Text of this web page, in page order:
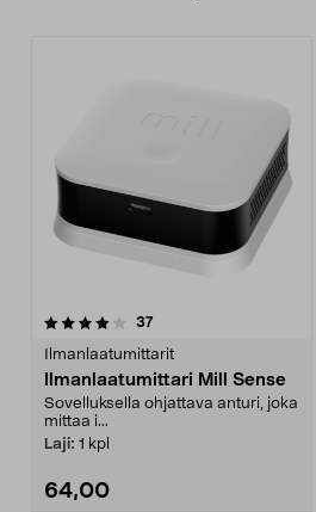
37arvostelut
Ilmanlaatumittarit
Ilmanlaatumittari Mill Sense
Sovelluksella ohjattava anturi, joka
mittaa i...
Laji: 1 kpl
64,00